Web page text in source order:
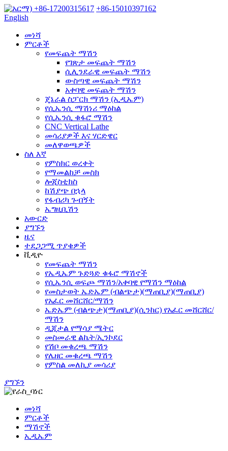
+86-17200315617 +86-15010397162
English
መነሻ
ምርቶች
የመፍጨት ማሽን
የገጽታ መፍጨት ማሽን
ሲሊንደራዊ መፍጨት ማሽን
ውስጣዊ መፍጨት ማሽን
አቀባዊ መፍጨት ማሽን
ጄኔራል ስፓርክ ማሽን (ኢዲኤም)
የሲኤንሲ ማሽነሪ ማዕከል
የሲኤንሲ ቁፋሮ ማሽን
CNC Vertical Lathe
መሳሪያዎች እና ሃርድዌር
መለዋወጫዎች
ስለ እኛ
የምስክር ወረቀት
የማመልከቻ መስክ
ሎጂስቲክስ
ከሽያጭ በኋላ
የፋብሪካ ጉብኝት
ኤግዚቢሽን
አውርድ
ያግኙን
ዜና
ተደጋጋሚ ጥያቄዎች
ቪዲዮ
የመፍጨት ማሽን
የኤዲኤም ጉድጓድ ቁፋሮ ማሽኖች
የሲኤንሲ ወፍጮ ማሽን/አቀባዊ የማሽን ማዕከል
የመስታወት ኤድኤም (ብልጭታ)(ማጠቢያ)(ማጠቢያ)
የአፈር መሸርሸር/ማሽን
ኤድኤም (ብልጭታ)(ማጠቢያ)(ሲንከር) የአፈር መሸርሸር/
ማሽን
ዲጂታል የማሳያ ሜትር
መስመራዊ ልኬት/ኢንኮደር
የሽቦ መቁረጫ ማሽን
የሌዘር መቁረጫ ማሽን
የምስል መለኪያ መሳሪያ
ያግኙን
መነሻ
ምርቶች
ማሽኖች
ኢዲኤም